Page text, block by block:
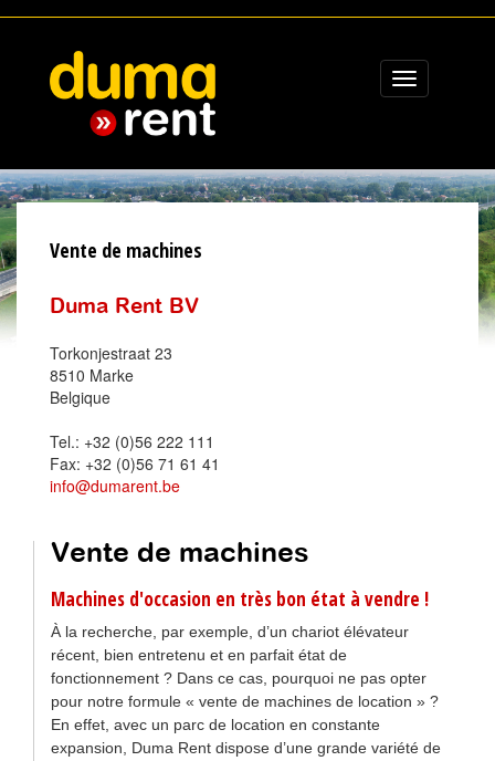
Toggle
navigation
Vente de machines
Duma Rent BV
Torkonjestraat 23
8510 Marke
Belgique
Tel.: +32 (0)56 222 111
Fax: +32 (0)56 71 61 41
info@dumarent.be
Vente de machines
Machines d'occasion en très bon état à vendre !
À la recherche, par exemple, d’un chariot élévateur
récent, bien entretenu et en parfait état de
fonctionnement ? Dans ce cas, pourquoi ne pas opter
pour notre formule « vente de machines de location » ?
En effet, avec un parc de location en constante
expansion, Duma Rent dispose d’une grande variété de